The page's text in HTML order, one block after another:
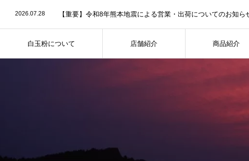
白玉粉について 店舗紹介 商品紹介
2026.06.29 鶴屋百貨店 出店のお知らせ
2026.06.1 令和8年 夏ギフトお品案内
2026.07.28 【重要】令和8年熊本地震による営業・出荷についてのお知らせ